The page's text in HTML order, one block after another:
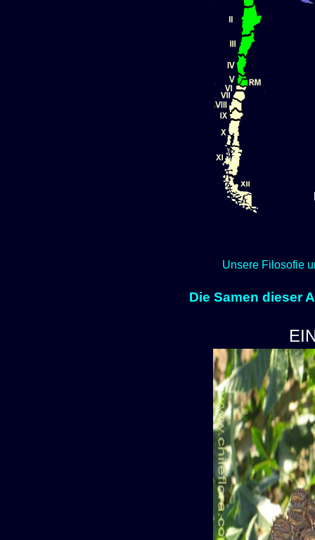
Unsere Filosofie
Die Samen dieser